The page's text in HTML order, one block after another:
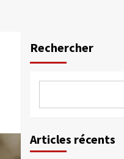
Rechercher
Articles récents